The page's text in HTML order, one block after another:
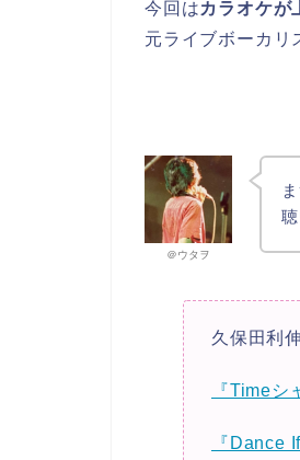
今回はカラオケが
元ライブボーカリ
＠ウタヲ
久保田利伸
『Timeシ
『Dance